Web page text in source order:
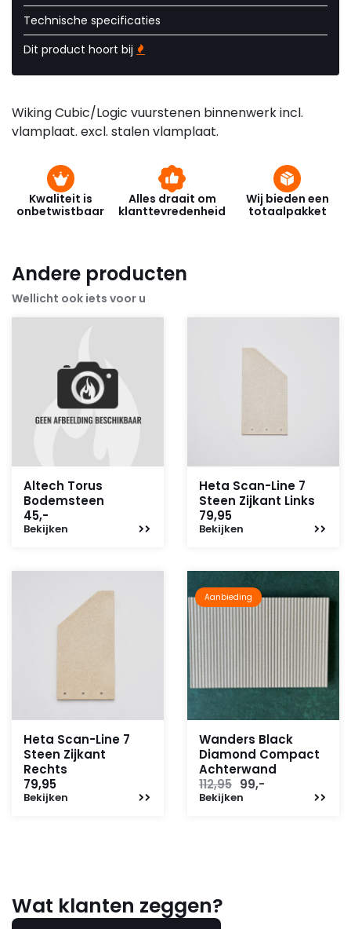
Technische specificaties
Dit product hoort bij
Wiking Cubic/Logic vuurstenen binnenwerk incl.
vlamplaat. excl. stalen vlamplaat.
Kwaliteit is
onbetwistbaar
Alles draait om
klanttevredenheid
Wij bieden een
totaalpakket
Andere producten
Wellicht ook iets voor u
Altech Torus
Bodemsteen
45,-
Bekijken
Heta Scan-Line 7
Steen Zijkant Links
79,95
Bekijken
Heta Scan-Line 7
Steen Zijkant
Rechts
79,95
Bekijken
Aanbieding
Wanders Black
Diamond Compact
Achterwand
112,95 Oorspronkelijke
prijs
99,-
Bekijken
Wat klanten zeggen?